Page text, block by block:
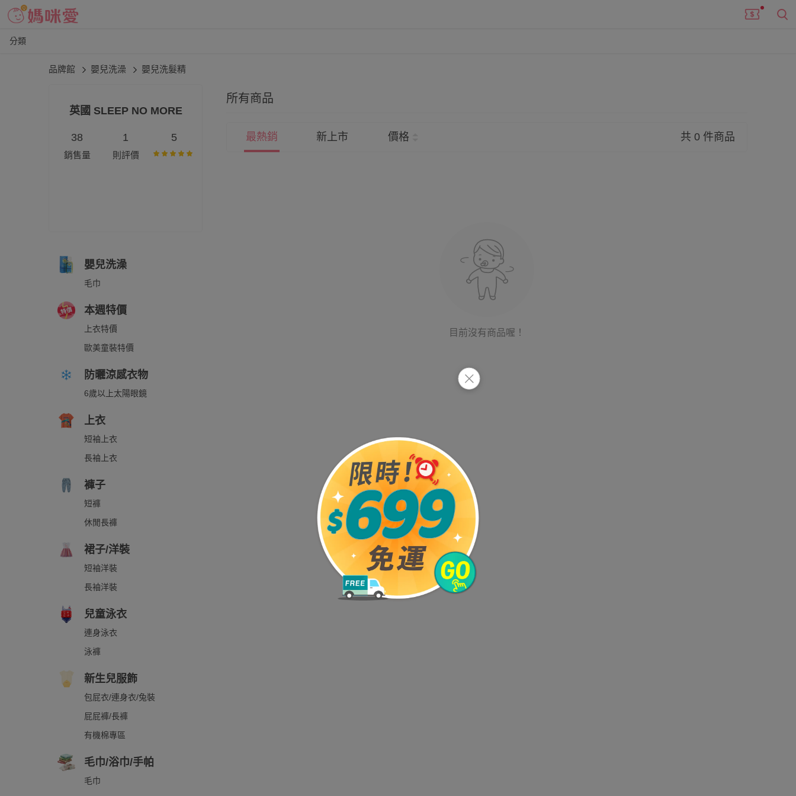
分類
品牌館 嬰兒洗澡 嬰兒洗髮精
英國 SLEEP NO MORE
38
銷售量
1
則評價
5
嬰兒洗澡
毛巾
本週特價
上衣特價
歐美童裝特價
防曬涼感衣物
6歲以上太陽眼鏡
上衣
短袖上衣
長袖上衣
褲子
短褲
休閒長褲
裙子/洋裝
短袖洋裝
長袖洋裝
兒童泳衣
連身泳衣
泳褲
新生兒服飾
包屁衣/連身衣/兔裝
屁屁褲/長褲
有機棉專區
毛巾/浴巾/手帕
毛巾
所有商品
最熱銷 新上市 價格 共 0 件商品
目前沒有商品喔！